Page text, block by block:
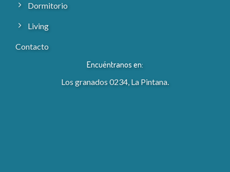
Dormitorio
Living
Contacto
Encuéntranos en:
Los granados 0234, La Pintana.